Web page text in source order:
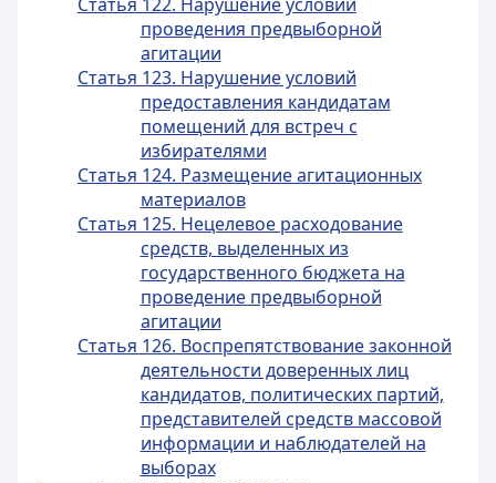
проведения предвыборной
агитации
Статья 123. Нарушение условий
предоставления кандидатам
помещений для встреч с
избирателями
Статья 124. Размещение агитационных
материалов
Статья 125. Нецелевое расходование
средств, выделенных из
государственного бюджета на
проведение предвыборной
агитации
Статья 126. Воспрепятствование законной
деятельности доверенных лиц
кандидатов, политических партий,
представителей средств массовой
информации и наблюдателей на
выборах